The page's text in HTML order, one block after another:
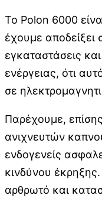
Το Polon 6000
έχουμε αποδείξει
εγκαταστάσεις
ενέργειας, ότι
σε
Παρέχουμε,
ανιχνευτών
ενδογενείς
κινδύνου
αρθρωτό και